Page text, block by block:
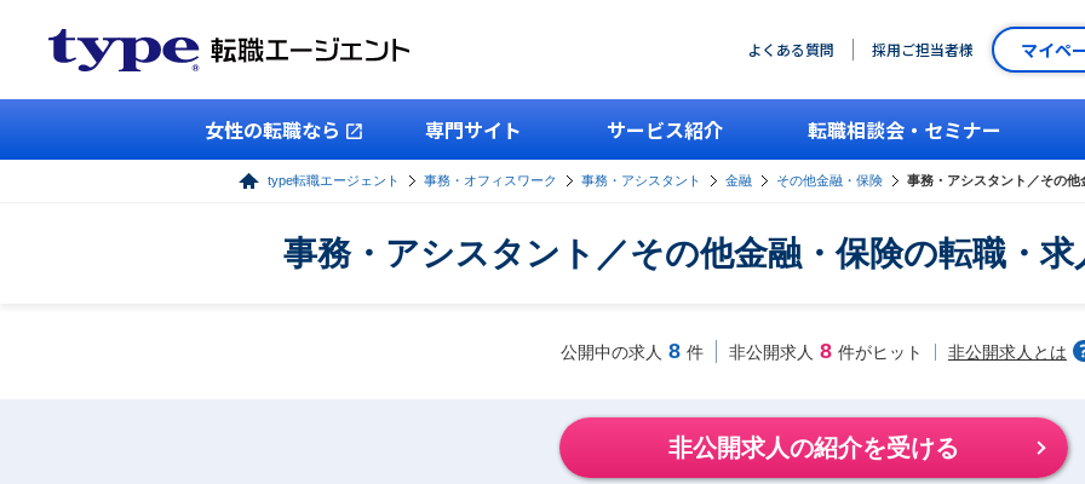
よくある質問 採用ご担当者様 マイペ
女性の転職なら 専門サイト サービス紹介 転職相談会・セミナー
type転職エージェント 事務・オフィスワーク 事務・アシスタント 金融 その他金融・保険 事務・アシスタント／その
事務・アシスタント／その他金融・保険の転職・求
公開中の求人 8 件 非公開求人 8 件がヒット 非公開求人とは
非公開求人の紹介を受ける